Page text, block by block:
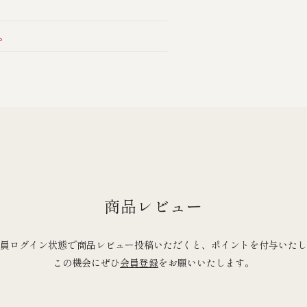
商品レビュー
ログイン状態で商品レビュー投稿いただくと、ポイントを付与いた
この機会にぜひ会員登録をお願いいたします。